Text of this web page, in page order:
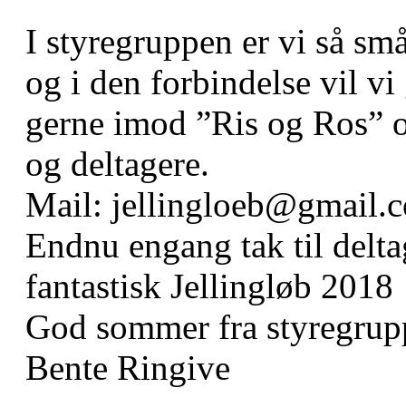
I styregruppen er vi så
og i den forbindelse vil vi
gerne imod ”Ris og Ros”
og deltagere.
Mail:
Endnu engang tak til
fantastisk Jellingløb 2018
God sommer fra
Bente Ringive